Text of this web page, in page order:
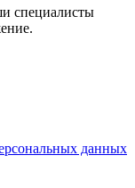
специалисты
данных